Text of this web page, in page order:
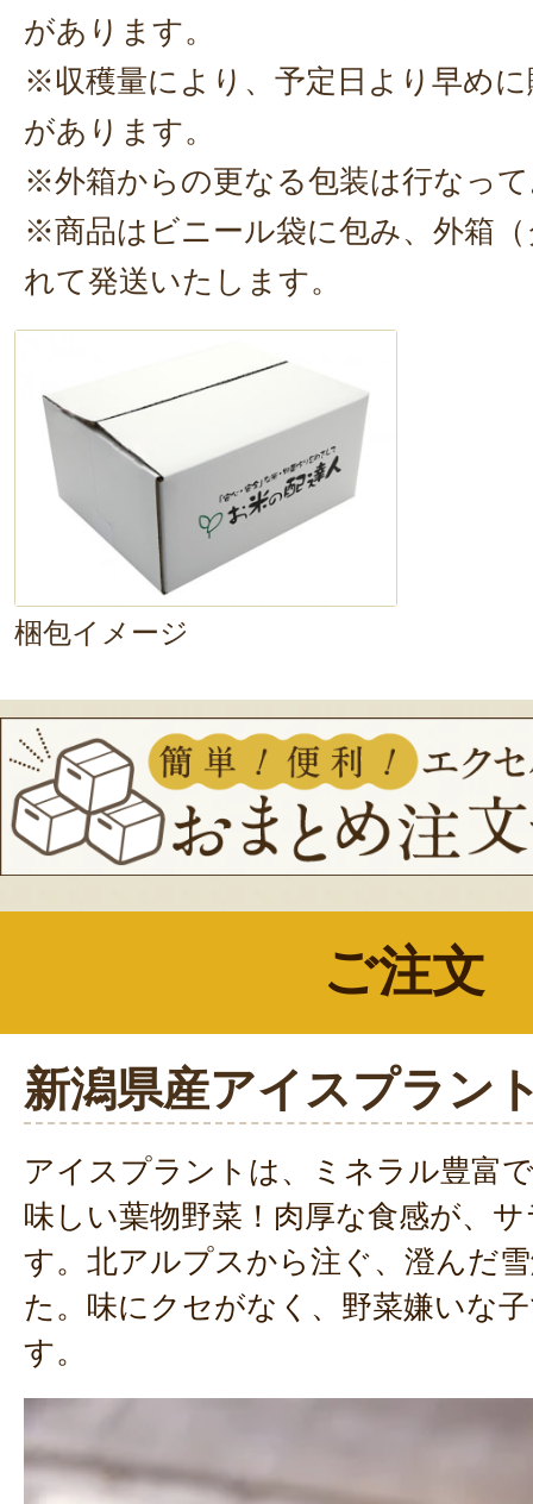
があります。
※収穫量により、予定日より早め
があります。
※外箱からの更なる包装は行なっ
※商品はビニール袋に包み、外箱
れて発送いたします。
梱包イメージ
ご注文
新潟県産アイスプラン
アイスプラントは、ミネラル豊富
味しい葉物野菜！肉厚な食感が、
す。北アルプスから注ぐ、澄んだ
た。味にクセがなく、野菜嫌いな
す。